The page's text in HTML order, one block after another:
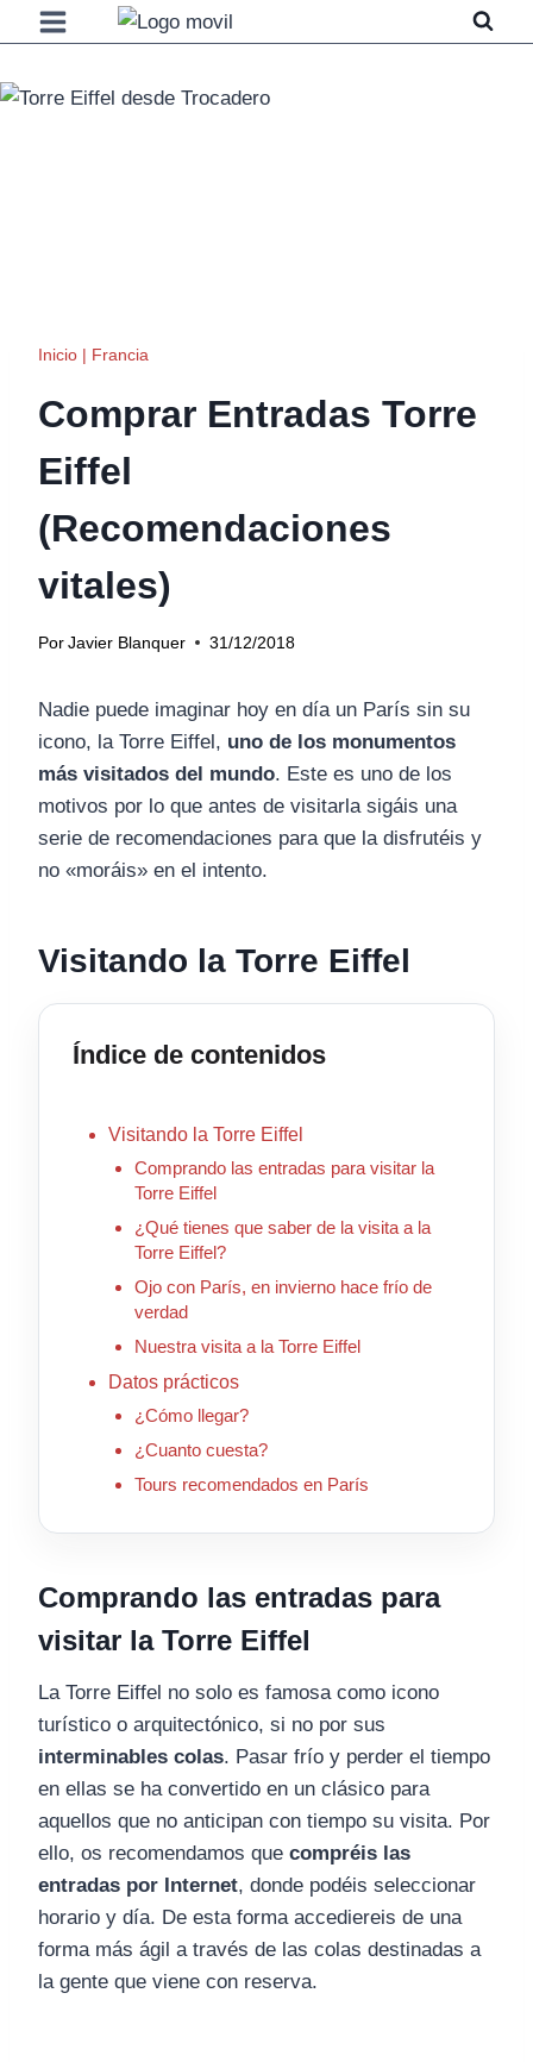
Saltar
al
contenido
Inicio | Francia
Comprar Entradas Torre
Eiffel
(Recomendaciones
vitales)
Por Javier Blanquer 31/12/2018
Nadie puede imaginar hoy en día un París sin su
icono, la Torre Eiffel, uno de los monumentos
más visitados del mundo. Este es uno de los
motivos por lo que antes de visitarla sigáis una
serie de recomendaciones para que la disfrutéis y
no «moráis» en el intento.
Visitando la Torre Eiffel
Índice de contenidos
Visitando la Torre Eiffel
Comprando las entradas para visitar la
Torre Eiffel
¿Qué tienes que saber de la visita a la
Torre Eiffel?
Ojo con París, en invierno hace frío de
verdad
Nuestra visita a la Torre Eiffel
Datos prácticos
¿Cómo llegar?
¿Cuanto cuesta?
Tours recomendados en París
Comprando las entradas para
visitar la Torre Eiffel
La Torre Eiffel no solo es famosa como icono
turístico o arquitectónico, si no por sus
interminables colas. Pasar frío y perder el tiempo
en ellas se ha convertido en un clásico para
aquellos que no anticipan con tiempo su visita. Por
ello, os recomendamos que compréis las
entradas por Internet, donde podéis seleccionar
horario y día. De esta forma accediereis de una
forma más ágil a través de las colas destinadas a
la gente que viene con reserva.